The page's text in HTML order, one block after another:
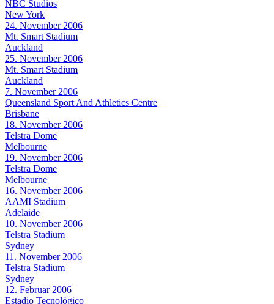
NBC Studios
New York
24. November 2006
Mt. Smart Stadium
Auckland
25. November 2006
Mt. Smart Stadium
Auckland
7. November 2006
Queensland Sport And Athletics Centre
Brisbane
18. November 2006
Telstra Dome
Melbourne
19. November 2006
Telstra Dome
Melbourne
16. November 2006
AAMI Stadium
Adelaide
10. November 2006
Telstra Stadium
Sydney
11. November 2006
Telstra Stadium
Sydney
12. Februar 2006
Estadio Tecnológico